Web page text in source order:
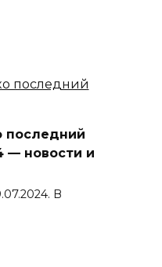
последний
— новости и
В